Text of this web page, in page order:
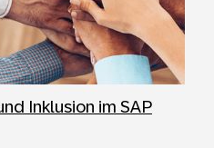
Inklusion im SAP